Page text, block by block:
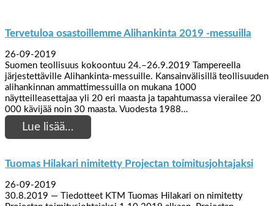
Tervetuloa osastoillemme Alihankinta 2019 -messuilla
26-09-2019
Suomen teollisuus kokoontuu 24.–26.9.2019 Tampereella
järjestettäville Alihankinta-messuille. Kansainvälisillä teollisuuden
alihankinnan ammattimessuilla on mukana 1000
näytteilleasettajaa yli 20 eri maasta ja tapahtumassa vierailee 20
000 kävijää noin 30 maasta. Vuodesta 1988…
Lue lisää…
Tuomas Hilakari nimitetty Projectan toimitusjohtajaksi
26-09-2019
30.8.2019 — Tiedotteet KTM Tuomas Hilakari on nimitetty